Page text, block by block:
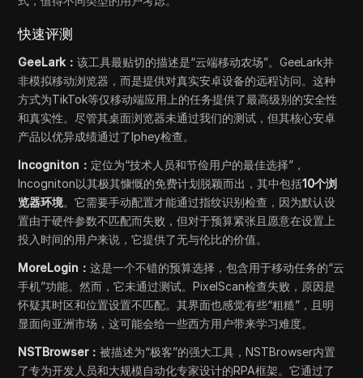
快速评测
GeeLark：该工具最贴切的描述是“云端移动农场”。GeeLark并
非模拟移动浏览器，而是提供对真实安卓设备的远程访问。这种
方式为TikTok等仅移动端应用上的任务提供了最高级别的安全性
和真实性。尽管其桌面浏览器未通过我们的测试，但其核心安卓
产品以优异成绩通过了Iphey检查。
Incogniton： 定位为“技术人员和节俭用户的最佳选择”，
Incogniton以其极其慷慨的免费计划脱颖而出，其中包括10个浏
览器环境。它需要手动配置才能通过指纹识别检查，因为默认设
置由于硬件参数不匹配而失败，但对于预算紧张且愿意在设置上
投入时间的用户来说，它提供了无与伦比的价值。
MoreLogin：这是一个不错的预算选择，包含用于移动任务的“云
手机”功能。然而，它未通过测试。PixelScan检查失败，原因是
怀疑其时区和位置设置不匹配。其界面也感觉有些“粗糙”，且明
显面向亚洲市场，这可能会给一些西方用户带来学习难度。
NSTBrowser：被描述为“极客”的强大工具，NSTBrowser内置
了专为开发人员和大规模自动化专家设计的RPA框架。它通过了